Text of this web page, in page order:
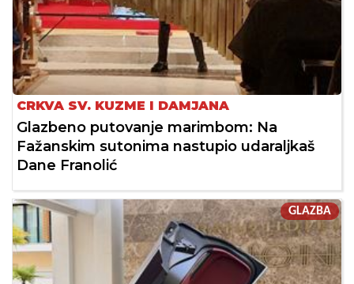
CRKVA SV. KUZME I DAMJANA
Glazbeno putovanje marimbom: Na
Fažanskim sutonima nastupio udaraljkaš
Dane Franolić
GLAZBA